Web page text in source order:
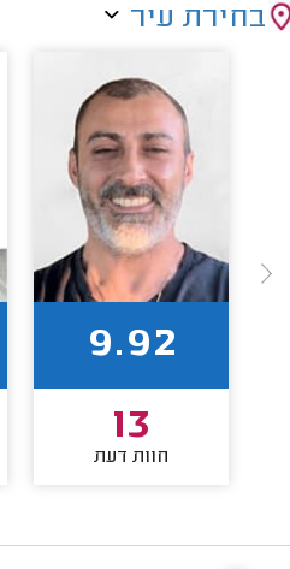
בחירת עיר
9.92
13
חוות דעת